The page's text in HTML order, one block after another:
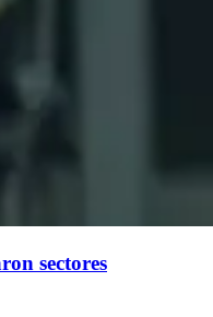
sectores